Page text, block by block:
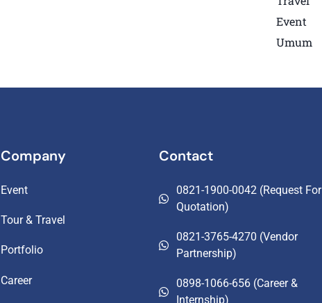
Event
Umum
Company
Event
Tour & Travel
Portfolio
Career
Contact
0821-1900-0042 (Request For
Quotation)
0821-3765-4270 (Vendor
Partnership)
0898-1066-656 (Career &
Internship)